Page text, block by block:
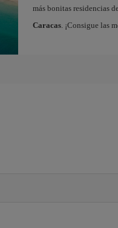
más bonitas residencias
Caracas. ¡Consigue las